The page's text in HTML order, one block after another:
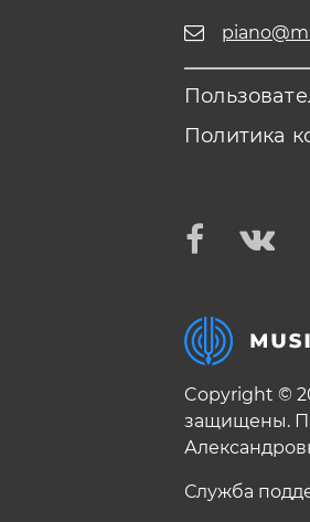
Политика
Copyright ©
защищены.
Служба